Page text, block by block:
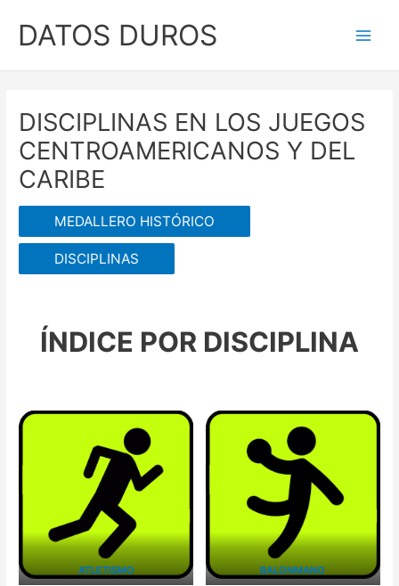
DATOS DUROS
DISCIPLINAS EN LOS JUEGOS
CENTROAMERICANOS Y DEL
CARIBE
MEDALLERO HISTÓRICO
DISCIPLINAS
ÍNDICE POR DISCIPLINA
ATLETISMO BALONMANO